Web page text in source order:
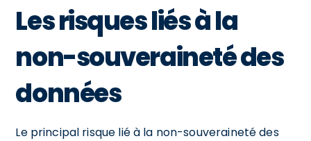
Les risques liés à la
non-souveraineté des
données
Le principal risque lié à la non-souveraineté des